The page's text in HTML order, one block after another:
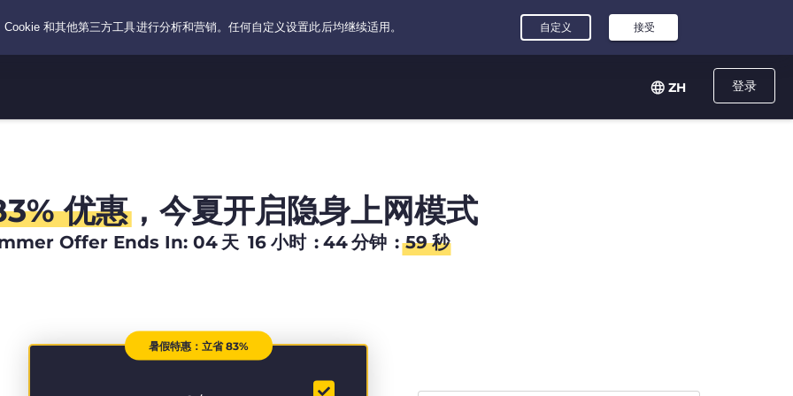
登录
ZH
优惠，今夏开启隐身上网模式
Offer Ends In: 04 天 16 小时 : 44分钟 : 58 秒
暑假特惠：立省 83%